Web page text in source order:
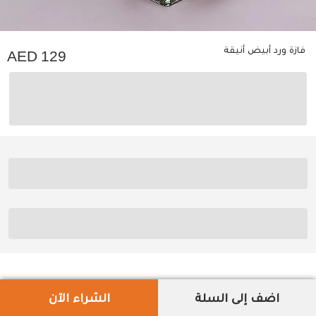
فازة ورد أبيض أنيقة 129
اضف إلى السلة الشراء الآن